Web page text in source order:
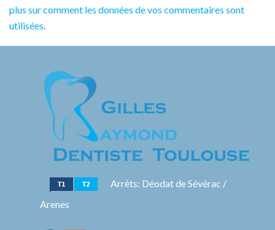
plus sur comment les données de vos commentaires sont
utilisées.
Arrêts: Déodat de Sévérac /
Arenes